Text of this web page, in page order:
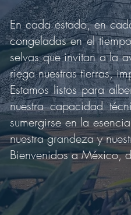
En cada estado, en
congeladas en el
selvas que invitan a la
riega nuestras tierras,
Estamos listos para
nuestra capacidad
sumergirse en la
nuestra grandeza y
Bienvenidos a México,